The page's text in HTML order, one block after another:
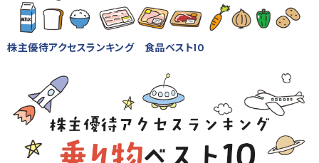
株主優待アクセスランキング 食品ベスト10